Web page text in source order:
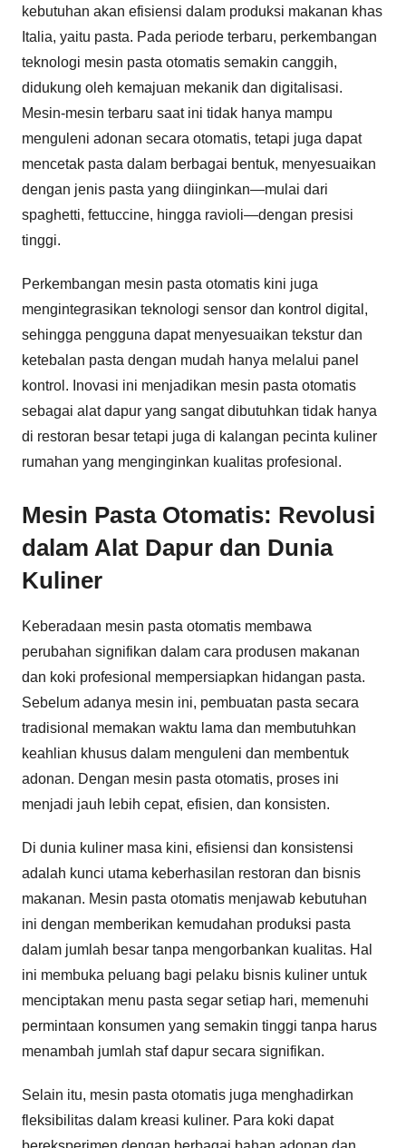
kebutuhan akan efisiensi dalam produksi makanan khas
Italia, yaitu pasta. Pada periode terbaru, perkembangan
teknologi mesin pasta otomatis semakin canggih,
didukung oleh kemajuan mekanik dan digitalisasi.
Mesin-mesin terbaru saat ini tidak hanya mampu
menguleni adonan secara otomatis, tetapi juga dapat
mencetak pasta dalam berbagai bentuk, menyesuaikan
dengan jenis pasta yang diinginkan—mulai dari
spaghetti, fettuccine, hingga ravioli—dengan presisi
tinggi.
Perkembangan mesin pasta otomatis kini juga
mengintegrasikan teknologi sensor dan kontrol digital,
sehingga pengguna dapat menyesuaikan tekstur dan
ketebalan pasta dengan mudah hanya melalui panel
kontrol. Inovasi ini menjadikan mesin pasta otomatis
sebagai alat dapur yang sangat dibutuhkan tidak hanya
di restoran besar tetapi juga di kalangan pecinta kuliner
rumahan yang menginginkan kualitas profesional.
Mesin Pasta Otomatis: Revolusi
dalam Alat Dapur dan Dunia
Kuliner
Keberadaan mesin pasta otomatis membawa
perubahan signifikan dalam cara produsen makanan
dan koki profesional mempersiapkan hidangan pasta.
Sebelum adanya mesin ini, pembuatan pasta secara
tradisional memakan waktu lama dan membutuhkan
keahlian khusus dalam menguleni dan membentuk
adonan. Dengan mesin pasta otomatis, proses ini
menjadi jauh lebih cepat, efisien, dan konsisten.
Di dunia kuliner masa kini, efisiensi dan konsistensi
adalah kunci utama keberhasilan restoran dan bisnis
makanan. Mesin pasta otomatis menjawab kebutuhan
ini dengan memberikan kemudahan produksi pasta
dalam jumlah besar tanpa mengorbankan kualitas. Hal
ini membuka peluang bagi pelaku bisnis kuliner untuk
menciptakan menu pasta segar setiap hari, memenuhi
permintaan konsumen yang semakin tinggi tanpa harus
menambah jumlah staf dapur secara signifikan.
Selain itu, mesin pasta otomatis juga menghadirkan
fleksibilitas dalam kreasi kuliner. Para koki dapat